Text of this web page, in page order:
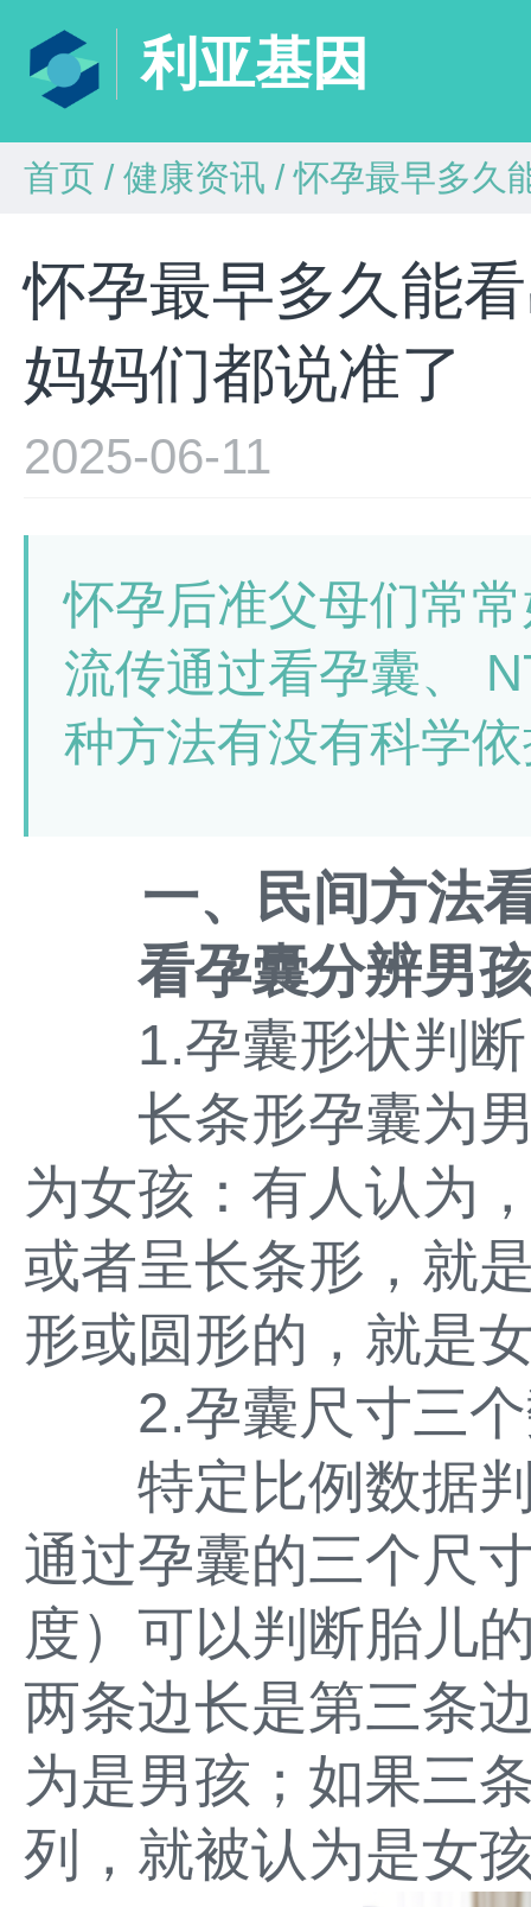
利亚基因
首页 / 健康资讯 /怀孕最早多久
怀孕最早多久能
妈妈们都说准了
2025-06-11
怀孕后准父母们常
流传通过看孕囊、
种方法有没有科学
一、民间方法
看孕囊分辨男
1.孕囊形状判断
长条形孕囊为男
为女孩：有人认为
或者呈长条形，就
形或圆形的，就是
2.孕囊尺寸三个
特定比例数据判
通过孕囊的三个尺
度）可以判断胎儿
两条边长是第三条
为是男孩；如果三
列，就被认为是女